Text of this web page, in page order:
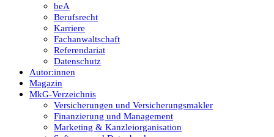
beA
Berufsrecht
Karriere
Fachanwaltschaft
Referendariat
Datenschutz
Autor:innen
Magazin
MkG-Verzeichnis
Versicherungen und Versicherungsmakler
Finanzierung und Management
Marketing & Kanzleiorganisation